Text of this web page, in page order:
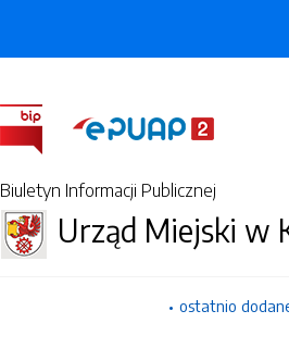
Biuletyn Informacji Publicznej
Urząd Miejski w
ostatnio